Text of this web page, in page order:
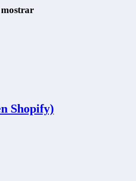
mostrar
Shopify)